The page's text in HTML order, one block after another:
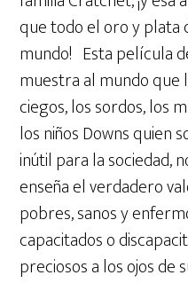
que todo el oro y plata
mundo! Esta película
muestra al mundo que
ciegos, los sordos, los
los niños Downs quien
inútil para la sociedad,
enseña el verdadero
pobres, sanos y
capacitados o
preciosos a los ojos de